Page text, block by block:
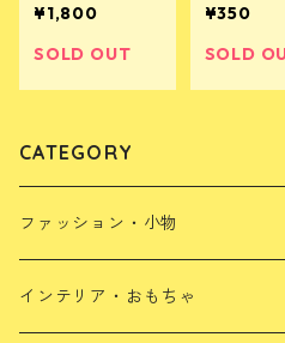
¥1,800
SOLD OUT
¥350
SOLD
CATEGORY
ファッション・小物
靴・サンダル・スリッパ
インテリア・おもちゃ